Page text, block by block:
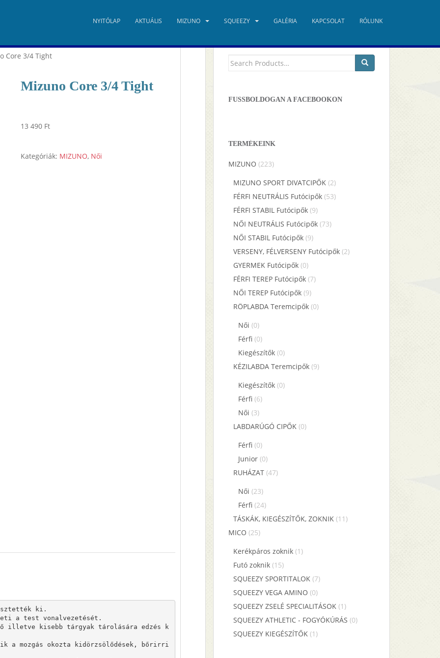
NYITÓLAP AKTUÁLIS MIZUNO SQUEEZY GALÉRIA KAPCSOLAT RÓLUNK
Core 3/4 Tight
Mizuno Core 3/4 Tight
13 490 Ft
Kategóriák: MIZUNO, Női
ki.
a test vonalvezetését.
illetve kisebb tárgyak tárolására edzés k
a mozgás okozta kidörzsölődések, bőrirri
Keresés
FUSSBOLDOGAN A FACEBOOKON
TERMÉKEINK
MIZUNO (223)
MIZUNO SPORT DIVATCIPŐK (2)
FÉRFI NEUTRÁLIS Futócipők (53)
FÉRFI STABIL Futócipők (9)
NŐI NEUTRÁLIS Futócipők (73)
NŐI STABIL Futócipők (9)
VERSENY, FÉLVERSENY Futócipők (2)
GYERMEK Futócipők (0)
FÉRFI TEREP Futócipők (7)
NŐI TEREP Futócipők (9)
RÖPLABDA Teremcipők (0)
Női (0)
Férfi (0)
Kiegészítők (0)
KÉZILABDA Teremcipők (9)
Kiegészítők (0)
Férfi (6)
Női (3)
LABDARÚGÓ CIPŐK (0)
Férfi (0)
Junior (0)
RUHÁZAT (47)
Női (23)
Férfi (24)
TÁSKÁK, KIEGÉSZÍTŐK, ZOKNIK (11)
MICO (25)
Kerékpáros zoknik (1)
Futó zoknik (15)
SQUEEZY SPORTITALOK (7)
SQUEEZY VEGA AMINO (0)
SQUEEZY ZSELÉ SPECIALITÁSOK (1)
SQUEEZY ATHLETIC - FOGYÓKÚRÁS (0)
SQUEEZY KIEGÉSZÍTŐK (1)